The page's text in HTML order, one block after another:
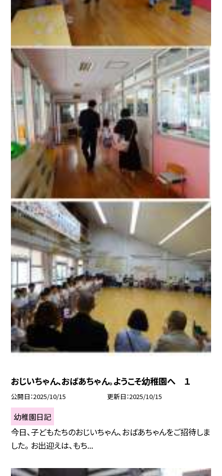
おじいちゃん、おばあちゃん。ようこそ幼稚園へ １
公開日 2025/10/15 更新日 2025/10/15
幼稚園日記
今日、子どもたちのおじいちゃん、おばあちゃんをご招待しま
した。 お出迎えは、もち...